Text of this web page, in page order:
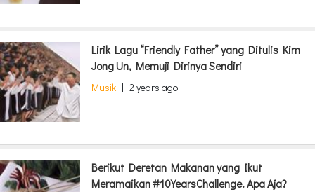
Lirik Lagu “Friendly Father” yang Ditulis Kim
Jong Un, Memuji Dirinya Sendiri
Musik | 2 years ago
Berikut Deretan Makanan yang Ikut
Meramaikan #10YearsChallenge. Apa Aja?